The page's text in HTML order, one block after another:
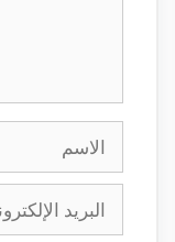
الإلكتروني